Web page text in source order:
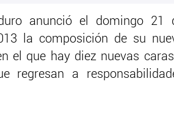
anunció el domingo 21
la composición de su
el que hay diez nuevas
regresan a